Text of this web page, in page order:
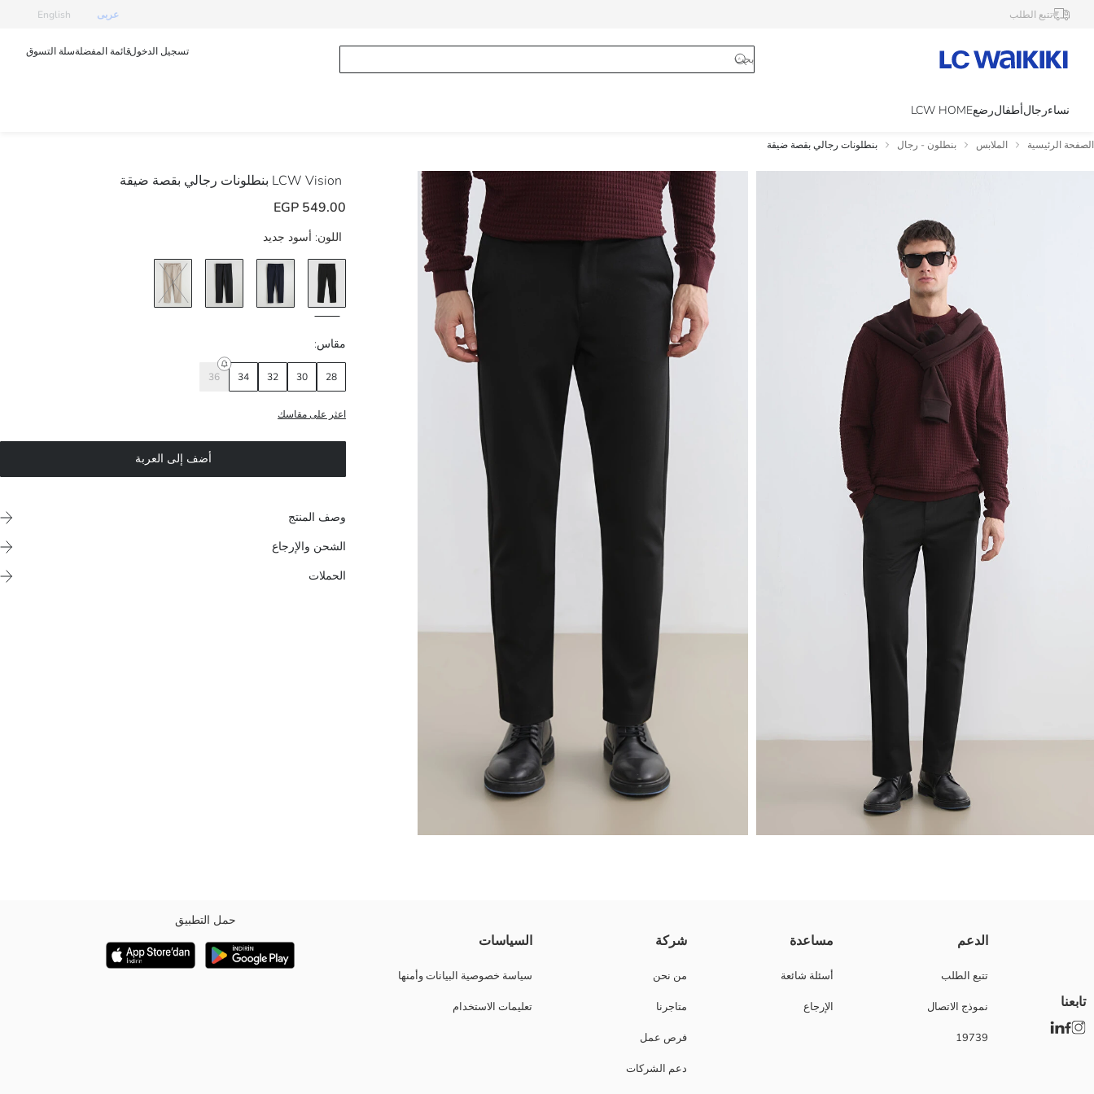
تتبع الطلب عربى English
تسجيل الدخولقائمة المفضلةسلة التسوق
نساءرجالأطفالرضعLCW HOME
الصفحة الرئيسية الملابس بنطلون - رجال بنطلونات رجالي بقصة ضيقة
LCW Vision بنطلونات رجالي بقصة ضيقة
549.00 EGP
اللون: أسود جديد
مقاس:
28
30
32
34
36
اعثر على مقاسك
أضف إلى العربة
وصف المنتج
الشحن والإرجاع
الحملات
Main Fabric:
نوع الجسد:
ماركة:
الدعم
تتبع الطلب
نموذج الاتصال
19739
مساعدة
أسئلة شائعة
الإرجاع
شركة
من نحن
متاجرنا
فرص عمل
دعم الشركات
السياسات
سياسة خصوصية البيانات وأمنها
تعليمات الاستخدام
حمل التطبيق
تابعنا